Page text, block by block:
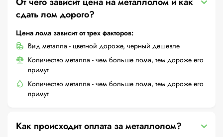
сдать лом дорого?
Цена лома зависит от трех факторов:
Вид металла - цветной дороже, черный дешевле
Количество металла - чем больше лома, тем дороже его
примут
Количество металла - чем больше лома, тем дороже его
примут
Как происходит оплата за металлолом?